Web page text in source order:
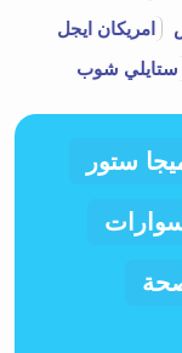
امريكان ايجل
ستايلي شوب
ستور